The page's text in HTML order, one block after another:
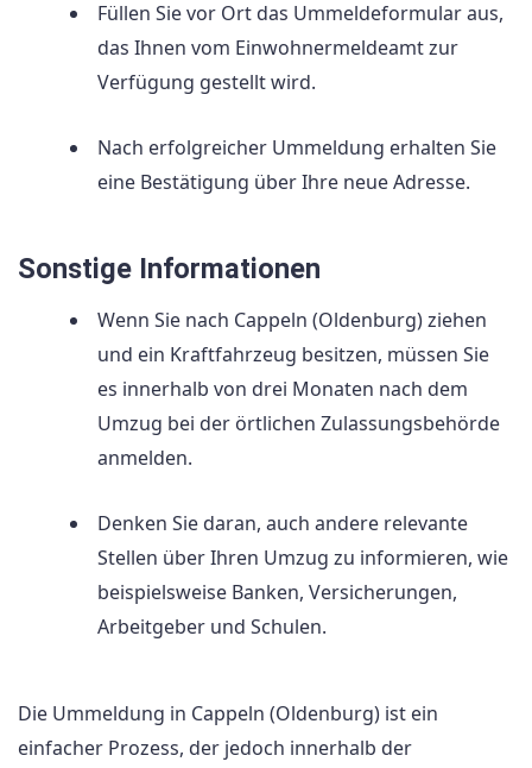
Füllen Sie vor Ort das Ummeldeformular aus,
das Ihnen vom Einwohnermeldeamt zur
Verfügung gestellt wird.
Nach erfolgreicher Ummeldung erhalten Sie
eine Bestätigung über Ihre neue Adresse.
Sonstige Informationen
Wenn Sie nach Cappeln (Oldenburg) ziehen
und ein Kraftfahrzeug besitzen, müssen Sie
es innerhalb von drei Monaten nach dem
Umzug bei der örtlichen Zulassungsbehörde
anmelden.
Denken Sie daran, auch andere relevante
Stellen über Ihren Umzug zu informieren, wie
beispielsweise Banken, Versicherungen,
Arbeitgeber und Schulen.
Die Ummeldung in Cappeln (Oldenburg) ist ein
einfacher Prozess, der jedoch innerhalb der